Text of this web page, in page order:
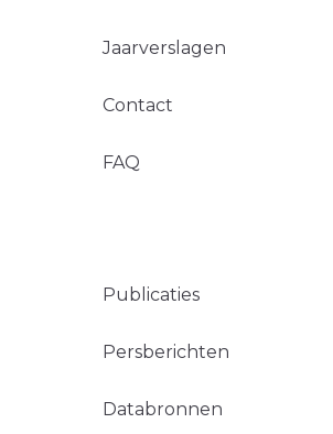
Jaarverslagen
Contact
FAQ
Publicaties
Persberichten
Databronnen